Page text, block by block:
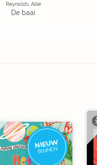
Reynolds, Allie
De baai
NIEUW
BINNEN